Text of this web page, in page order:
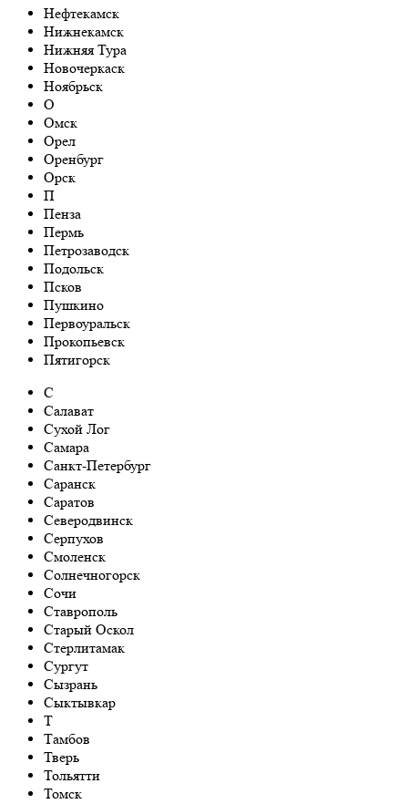
Нефтекамск
Нижнекамск
Нижняя Тура
Новочеркаск
Ноябрьск
О
Омск
Орел
Оренбург
Орск
П
Пенза
Пермь
Петрозаводск
Подольск
Псков
Пушкино
Первоуральск
Прокопьевск
Пятигорск
С
Салават
Сухой Лог
Самара
Санкт-Петербург
Саранск
Саратов
Северодвинск
Серпухов
Смоленск
Солнечногорск
Сочи
Ставрополь
Старый Оскол
Стерлитамак
Сургут
Сызрань
Сыктывкар
Т
Тамбов
Тверь
Тольятти
Томск